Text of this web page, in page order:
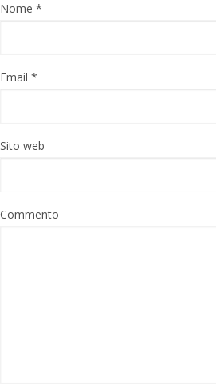
Nome *
Email *
Sito web
Commento